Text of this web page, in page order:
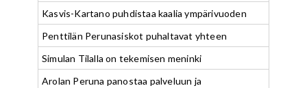
Kasvis-Kartano puhdistaa kaalia ympärivuoden
Penttilän Perunasiskot puhaltavat yhteen
Simulan Tilalla on tekemisen meninki
Arolan Peruna panostaa palveluun ja